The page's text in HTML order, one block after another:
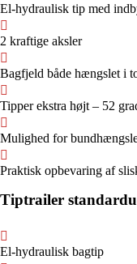
El-hydraulisk tip med
2 kraftige aksler
Bagfjeld både hængslet i
Tipper ekstra højt – 52
Mulighed for
Praktisk opbevaring af
Tiptrailer
El-hydraulisk bagtip